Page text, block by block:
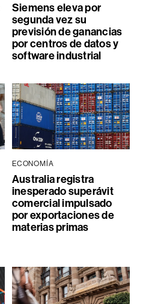
Siemens eleva por
segunda vez su
previsión de ganancias
por centros de datos y
software industrial
ECONOMÍA
Australia registra
inesperado superávit
comercial impulsado
por exportaciones de
materias primas